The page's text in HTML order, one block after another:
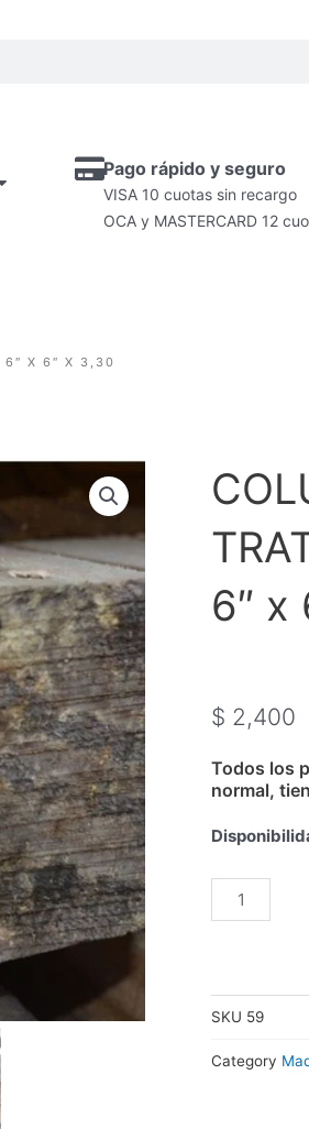
Pago rápido y seguro
VISA 10 cuotas sin recargo
OCA y MASTERCARD 12
6″ X 6″ X 3,30
6″ x
$ 2,400
Todos los
normal,
COLUMNA
x
6"
3,30
SKU 59
Category